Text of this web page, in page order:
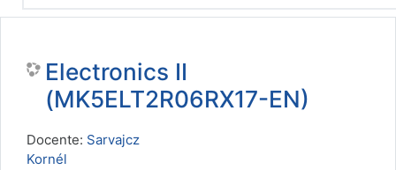
Electronics II
(MK5ELT2R06RX17-EN)
Docente: Sarvajcz
Kornél